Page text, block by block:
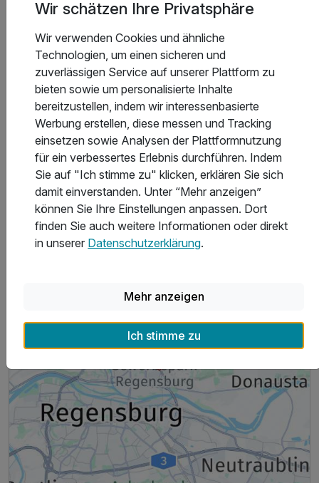
Stornobedingungen
Allgemeine Geschäftsbedingungen
Hoteladresse
Wir schätzen Ihre Privatsphäre
Wir verwenden Cookies und ähnliche
Technologien, um einen sicheren und
zuverlässigen Service auf unserer Plattform zu
bieten sowie um personalisierte Inhalte
bereitzustellen, indem wir interessenbasierte
Werbung erstellen, diese messen und Tracking
einsetzen sowie Analysen der Plattformnutzung
für ein verbessertes Erlebnis durchführen. Indem
Sie auf "Ich stimme zu" klicken, erklären Sie sich
damit einverstanden. Unter “Mehr anzeigen”
können Sie Ihre Einstellungen anpassen. Dort
finden Sie auch weitere Informationen oder direkt
in unserer Datenschutzerklärung.
Mehr anzeigen
Ich stimme zu